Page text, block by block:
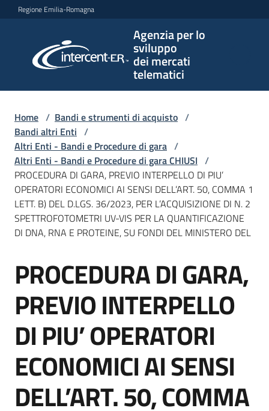
Vai al contenuto
Vai alla navigazione
Vai al footer
Regione Emilia-Romagna
Agenzia per lo
sviluppo
dei mercati
telematici
per lo
sviluppo
telematici
L'Agenzia
Bandi
e
di
acquisto
Supporto
Piattaforme
telematiche
Home / Bandi e strumenti di acquisto /
Bandi altri Enti /
Altri Enti - Bandi e Procedure di gara /
Altri Enti - Bandi e Procedure di gara CHIUSI /
PROCEDURA DI GARA, PREVIO INTERPELLO DI PIU’
OPERATORI ECONOMICI AI SENSI DELL’ART. 50, COMMA 1
LETT. B) DEL D.LGS. 36/2023, PER L’ACQUISIZIONE DI N. 2
SPETTROFOTOMETRI UV-VIS PER LA QUANTIFICAZIONE
DI DNA, RNA E PROTEINE, SU FONDI DEL MINISTERO DEL
Salta al contenuto
PROCEDURA DI GARA,
PREVIO INTERPELLO
DI PIU’ OPERATORI
ECONOMICI AI SENSI
DELL’ART. 50, COMMA